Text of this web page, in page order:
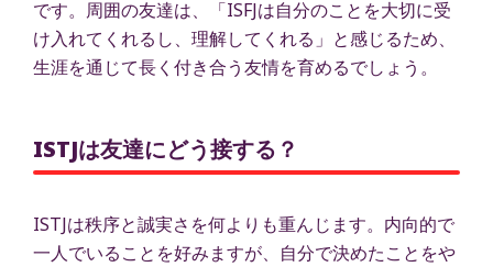
です。周囲の友達は、「ISFJは自分のことを大切に受
け入れてくれるし、理解してくれる」と感じるため、
生涯を通じて長く付き合う友情を育めるでしょう。
ISTJは友達にどう接する？
ISTJは秩序と誠実さを何よりも重んじます。内向的で
一人でいることを好みますが、自分で決めたことをや